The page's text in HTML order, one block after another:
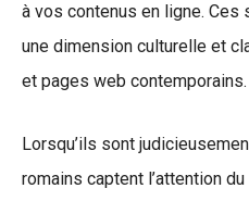
à vos contenus en ligne.
une dimension culturelle et
et pages web contemporains.
Lorsqu’ils sont
romains captent l’attention